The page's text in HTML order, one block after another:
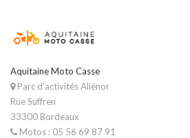
Aquitaine Moto Casse
Parc d’activités Aliénor
Rue Suffren
33300 Bordeaux
Motos : 05 56 69 87 91